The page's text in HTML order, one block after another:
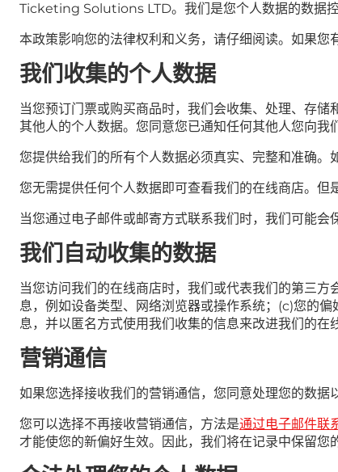
Ticketing Solutions LTD。我们是您个人数据的数据控
本政策影响您的法律权利和义务，请仔细阅读。如果您
我们收集的个人数据
当您预订门票或购买商品时，我们会收集、处理、存
其他人的个人数据。您同意您已通知任何其他人您向我
您提供给我们的所有个人数据必须真实、完整和准确。
您无需提供任何个人数据即可查看我们的在线商店。但
当您通过电子邮件或邮寄方式联系我们时，我们可能会
我们自动收集的数据
当您访问我们的在线商店时，我们或代表我们的第三
息，例如设备类型、网络浏览器或操作系统；(c)您的
息，并以匿名方式使用我们收集的信息来改进我们的在
营销通信
如果您选择接收我们的营销通信，您同意处理您的数据
您可以选择不再接收营销通信，方法是通过电子邮件联
才能使您的新偏好生效。因此，我们将在记录中保留您